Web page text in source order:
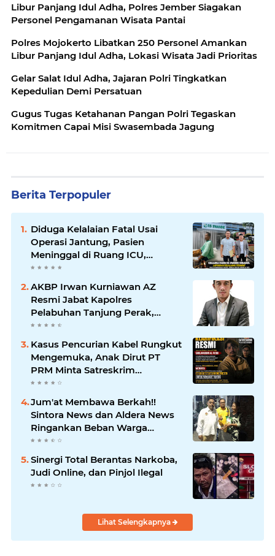
Libur Panjang Idul Adha, Polres Jember Siagakan
Personel Pengamanan Wisata Pantai
Polres Mojokerto Libatkan 250 Personel Amankan
Libur Panjang Idul Adha, Lokasi Wisata Jadi Prioritas
Gelar Salat Idul Adha, Jajaran Polri Tingkatkan
Kepedulian Demi Persatuan
Gugus Tugas Ketahanan Pangan Polri Tegaskan
Komitmen Capai Misi Swasembada Jagung
Berita Terpopuler
Diduga Kelalaian Fatal Usai
Operasi Jantung, Pasien
Meninggal di Ruang ICU,
Keluarga Tuntut RSUD dr.
Jawab
AKBP Irwan Kurniawan AZ
Resmi Jabat Kapolres
Pelabuhan Tanjung Perak,
Pimpinan Redaksi
Sampaikan Ucapan Selamat
Kasus Pencurian Kabel Rungkut
Mengemuka, Anak Dirut PT
PRM Minta Satreskrim
Polrestabes Surabaya Usut
Jum'at Membawa Berkah!!
Sintora News dan Aldera News
Ringankan Beban Warga
Bangkitkan Pelaku UMKM
Sinergi Total Berantas Narkoba,
Judi Online, dan Pinjol Ilegal
Lihat Selengkapnya